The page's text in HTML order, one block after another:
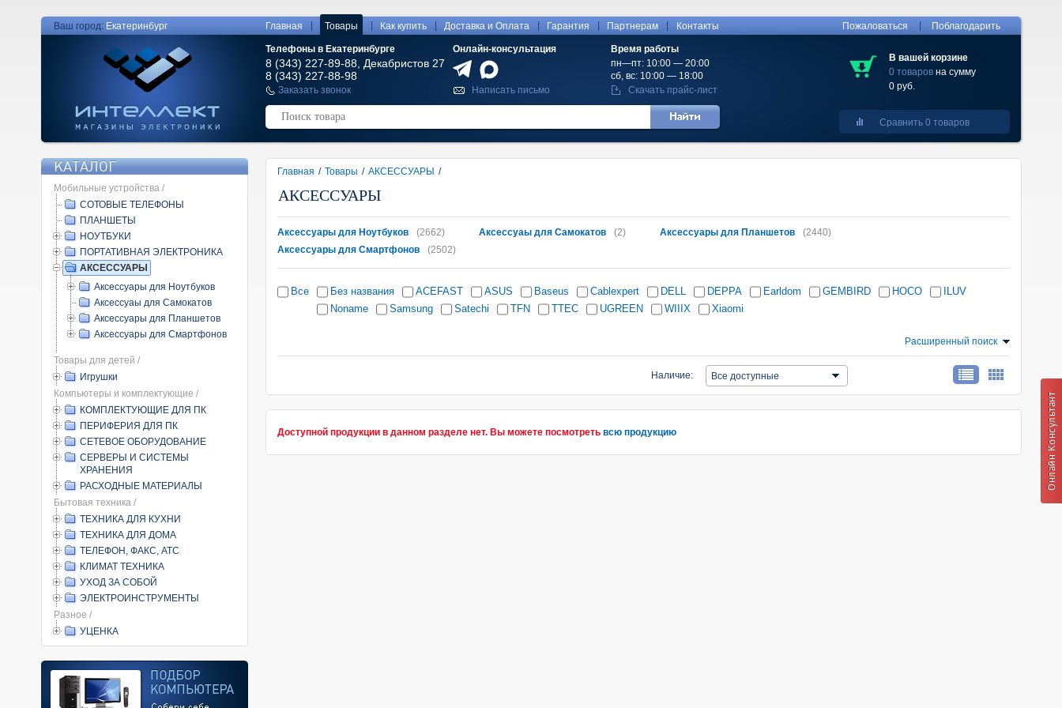
Ваш город: Екатеринбург Главная Товары Как купить Доставка и Оплата Гарантия Партнерам Контакты
Телефоны в Екатеринбурге
8 (343) 227-89-88, Декабристов 27
8 (343) 227-88-98
Онлайн-консультация
Время работы
пн—пт: 10:00 — 20:00
сб, вс: 10:00 — 18:00
Заказать звонок
Написать письмо Скачать прайс-лист
Пожаловаться Поблагодарить
В вашей корзине
0 товаров на сумму
0 руб.
Сравнить 0 товаров
КАТАЛОГ
Мобильные устройства /
СОТОВЫЕ ТЕЛЕФОНЫ
ПЛАНШЕТЫ
НОУТБУКИ
ПОРТАТИВНАЯ ЭЛЕКТРОНИКА
АКСЕССУАРЫ
Аксессуары для Ноутбуков
Аксессуаы для Самокатов
Аксессуары для Планшетов
Аксессуары для Смартфонов
Товары для детей /
Игрушки
Компьютеры и комплектующие /
КОМПЛЕКТУЮЩИЕ ДЛЯ ПК
ПЕРИФЕРИЯ ДЛЯ ПК
СЕТЕВОЕ ОБОРУДОВАНИЕ
СЕРВЕРЫ И СИСТЕМЫ
ХРАНЕНИЯ
РАСХОДНЫЕ МАТЕРИАЛЫ
Бытовая техника /
ТЕХНИКА ДЛЯ КУХНИ
ТЕХНИКА ДЛЯ ДОМА
ТЕЛЕФОН, ФАКС, АТС
КЛИМАТ ТЕХНИКА
УХОД ЗА СОБОЙ
ЭЛЕКТРОИНСТРУМЕНТЫ
Разное /
УЦЕНКА
Главная / Товары / АКСЕССУАРЫ /
АКСЕССУАРЫ
Аксессуары для Ноутбуков (2662) Аксессуаы для Самокатов (2) Аксессуары для Планшетов
(2440)
Аксессуары для Смартфонов
(2502)
Все Без названия ACEFAST ASUS Baseus Cablexpert DELL DEPPA Earldom GEMBIRD HOCO
ILUV
Noname
Samsung Satechi TFN TTEC UGREEN WIIIX Xiaomi
Расширенный поиск
Наличие: Все доступные
Доступной продукции в данном разделе нет. Вы можете посмотреть всю продукцию